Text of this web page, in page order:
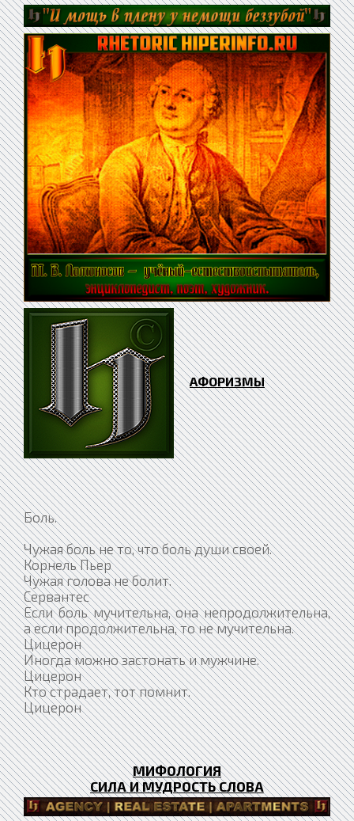
АФОРИЗМЫ
Боль.
Чужая боль не то, что боль души своей.
Корнель Пьер
Чужая голова не болит.
Сервантес
Если боль мучительна, она непродолжительна,
а если продолжительна, то не мучительна.
Цицерон
Иногда можно застонать и мужчине.
Цицерон
Кто страдает, тот помнит.
Цицерон
МИФОЛОГИЯ
СИЛА И МУДРОСТЬ СЛОВА